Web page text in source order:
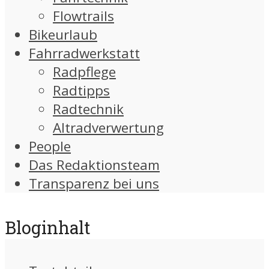
Flowtrails
Bikeurlaub
Fahrradwerkstatt
Radpflege
Radtipps
Radtechnik
Altradverwertung
People
Das Redaktionsteam
Transparenz bei uns
Bloginhalt